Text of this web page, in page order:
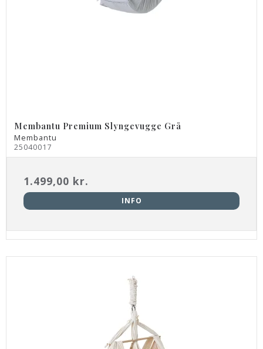
Membantu Premium Slyngevugge Grå
Membantu
25040017
1.499,00 kr.
INFO